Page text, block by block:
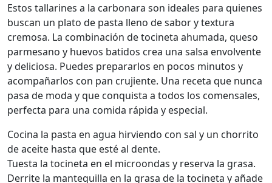
Estos tallarines a la carbonara son ideales para quienes
buscan un plato de pasta lleno de sabor y textura
cremosa. La combinación de tocineta ahumada, queso
parmesano y huevos batidos crea una salsa envolvente
y deliciosa. Puedes prepararlos en pocos minutos y
acompañarlos con pan crujiente. Una receta que nunca
pasa de moda y que conquista a todos los comensales,
perfecta para una comida rápida y especial.
Cocina la pasta en agua hirviendo con sal y un chorrito
de aceite hasta que esté al dente.
Tuesta la tocineta en el microondas y reserva la grasa.
Derrite la mantequilla en la grasa de la tocineta y añade